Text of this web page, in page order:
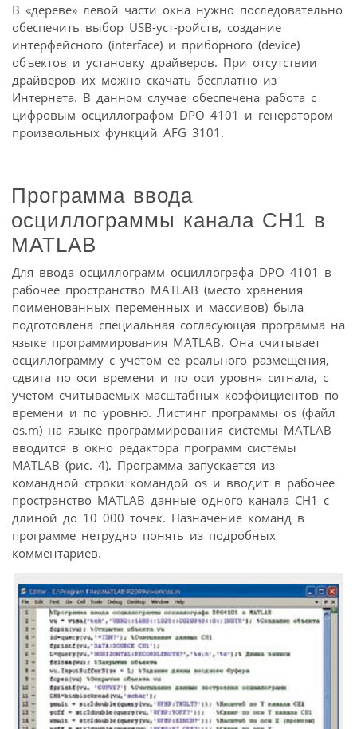
В «дереве» левой части окна нужно последовательно
обеспечить выбор USB-уст-ройств, создание
интерфейсного (interface) и приборного (device)
объектов и установку драйверов. При отсутствии
драйверов их можно скачать бесплатно из
Интернета. В данном случае обеспечена работа с
цифровым осциллографом DPO 4101 и генератором
произвольных функций AFG 3101.
Программа ввода
осциллограммы канала CH1 в
MATLAB
Для ввода осциллограмм осциллографа DPO 4101 в
рабочее пространство MATLAB (место хранения
поименованных переменных и массивов) была
подготовлена специальная согласующая программа на
языке программирования MATLAB. Она считывает
осциллограмму с учетом ее реального размещения,
сдвига по оси времени и по оси уровня сигнала, с
учетом считываемых масштабных коэффициентов по
времени и по уровню. Листинг программы os (файл
os.m) на языке программирования системы MATLAB
вводится в окно редактора программ системы
MATLAB (рис. 4). Программа запускается из
командной строки командой os и вводит в рабочее
пространство MATLAB данные одного канала CH1 с
длиной до 10 000 точек. Назначение команд в
программе нетрудно понять из подробных
комментариев.